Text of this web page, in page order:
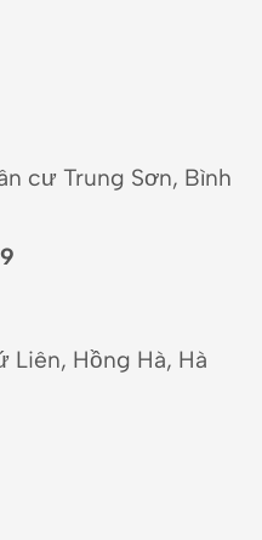
cư Trung Sơn, Bình
Liên, Hồng Hà, Hà